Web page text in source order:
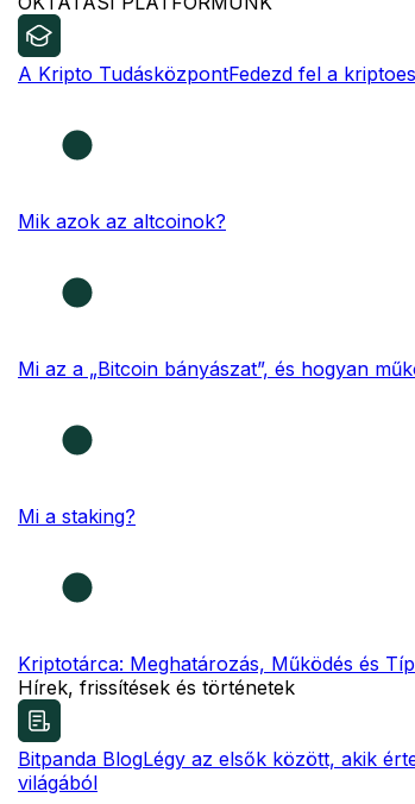
A Kripto TudásközpontFedezd fel a
Mik azok az altcoinok?
Mi az a „Bitcoin bányászat”, és hogyan
Mi a staking?
Kriptotárca: Meghatározás, Működés és
Hírek, frissítések és történetek
Bitpanda BlogLégy az elsők között, akik
világából